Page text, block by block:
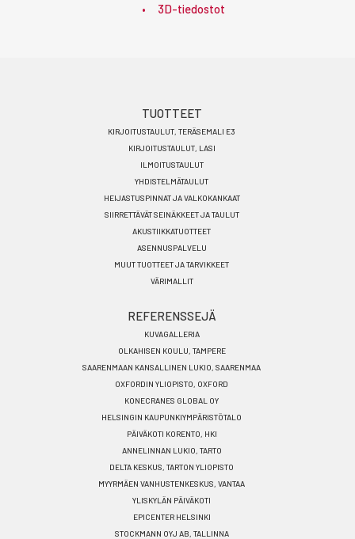
3D-tiedostot
TUOTTEET
KIRJOITUSTAULUT, TERÄSEMALI E3
KIRJOITUSTAULUT, LASI
ILMOITUSTAULUT
YHDISTELMÄTAULUT
HEIJASTUSPINNAT JA VALKOKANKAAT
SIIRRETTÄVÄT SEINÄKKEET JA TAULUT
AKUSTIIKKATUOTTEET
ASENNUSPALVELU
MUUT TUOTTEET JA TARVIKKEET
VÄRIMALLIT
REFERENSSEJÄ
KUVAGALLERIA
OLKAHISEN KOULU, TAMPERE
SAARENMAAN KANSALLINEN LUKIO, SAARENMAA
OXFORDIN YLIOPISTO, OXFORD
KONECRANES GLOBAL OY
HELSINGIN KAUPUNKIYMPÄRISTÖTALO
PÄIVÄKOTI KORENTO, HKI
ANNELINNAN LUKIO, TARTO
DELTA KESKUS, TARTON YLIOPISTO
MYYRMÄEN VANHUSTENKESKUS, VANTAA
YLISKYLÄN PÄIVÄKOTI
EPICENTER HELSINKI
STOCKMANN OYJ AB, TALLINNA